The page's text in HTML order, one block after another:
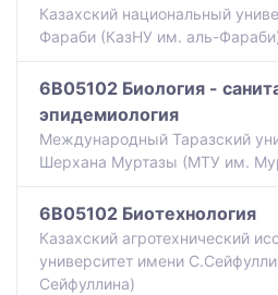
Казахский национальный
Фараби (КазНУ им. аль-
6B05102 Биология -
эпидемиология
Международный Таразский
Шерхана Муртазы (МТУ им.
6B05102 Биотехнология
Казахский агротехнический
университет имени
Сейфуллина)